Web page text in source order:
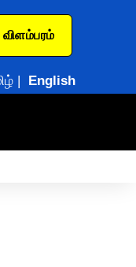
| English